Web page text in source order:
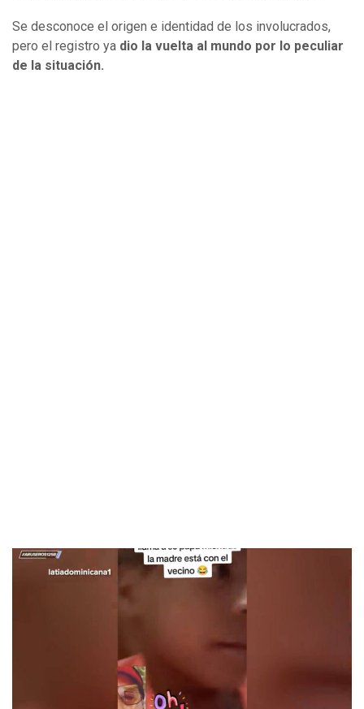
Se desconoce el origen e identidad de los involucrados,
pero el registro ya dio la vuelta al mundo por lo peculiar
de la situación.